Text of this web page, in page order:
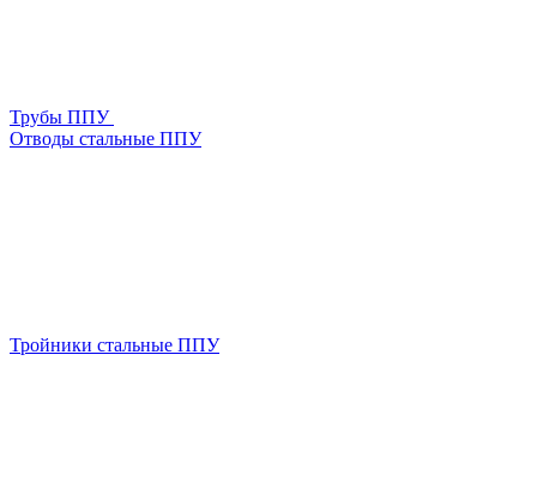
Трубы ППУ
Отводы стальные ППУ
Тройники стальные ППУ